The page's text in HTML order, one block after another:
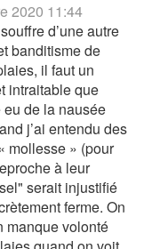
2020 11:44
d’une autre
banditisme de
il faut un
intraitable que
eu de la nausée
j’ai entendu des
mollesse » (pour
à leur
serait injustifié
ferme. On
manque volonté